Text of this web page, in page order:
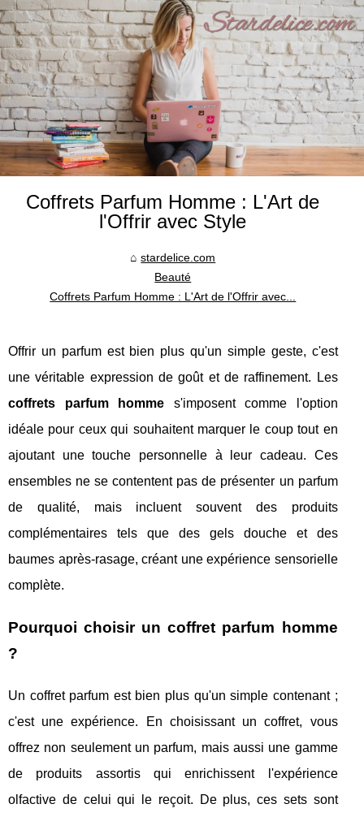
Coffrets Parfum Homme : L'Art de
l'Offrir avec Style
stardelice.com
Beauté
Coffrets Parfum Homme : L'Art de l'Offrir avec...
Offrir un parfum est bien plus qu'un simple geste, c'est
une véritable expression de goût et de raffinement. Les
coffrets parfum homme s'imposent comme l'option
idéale pour ceux qui souhaitent marquer le coup tout en
ajoutant une touche personnelle à leur cadeau. Ces
ensembles ne se contentent pas de présenter un parfum
de qualité, mais incluent souvent des produits
complémentaires tels que des gels douche et des
baumes après-rasage, créant une expérience sensorielle
complète.
Pourquoi choisir un coffret parfum homme
?
Un coffret parfum est bien plus qu'un simple contenant ;
c'est une expérience. En choisissant un coffret, vous
offrez non seulement un parfum, mais aussi une gamme
de produits assortis qui enrichissent l'expérience
olfactive de celui qui le reçoit. De plus, ces sets sont